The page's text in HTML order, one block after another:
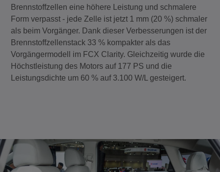
Brennstoffzellen eine höhere Leistung und schmalere
Form verpasst - jede Zelle ist jetzt 1 mm (20 %) schmaler
als beim Vorgänger. Dank dieser Verbesserungen ist der
Brennstoffzellenstack 33 % kompakter als das
Vorgängermodell im FCX Clarity. Gleichzeitig wurde die
Höchstleistung des Motors auf 177 PS und die
Leistungsdichte um 60 % auf 3.100 W/L gesteigert.